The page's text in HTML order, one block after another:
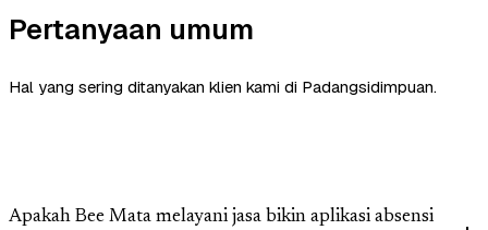
Pertanyaan umum
Hal yang sering ditanyakan klien kami di Padangsidimpuan.
Apakah Bee Mata melayani jasa bikin aplikasi absensi